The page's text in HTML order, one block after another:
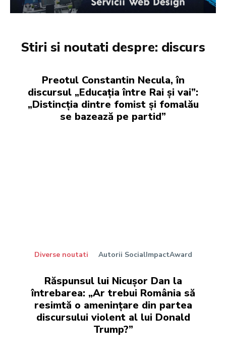
Stiri si noutati despre: discurs
Preotul Constantin Necula, în
discursul „Educația între Rai și vai”:
„Distincția dintre fomist și fomalău
se bazează pe partid”
Diverse noutati Autorii SocialImpactAward
Răspunsul lui Nicușor Dan la
întrebarea: „Ar trebui România să
resimtă o amenințare din partea
discursului violent al lui Donald
Trump?”